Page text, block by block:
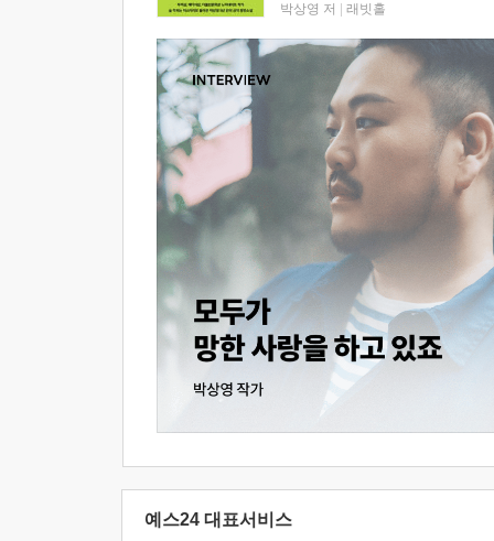
박상영 저 래빗홀
예스24 대표서비스